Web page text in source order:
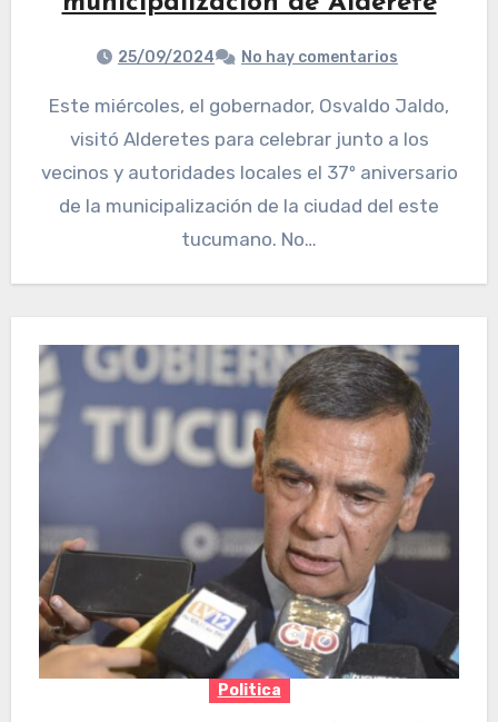
25/09/2024 No hay comentarios
Este miércoles, el gobernador, Osvaldo Jaldo,
visitó Alderetes para celebrar junto a los
vecinos y autoridades locales el 37º aniversario
de la municipalización de la ciudad del este
tucumano. No…
Politica